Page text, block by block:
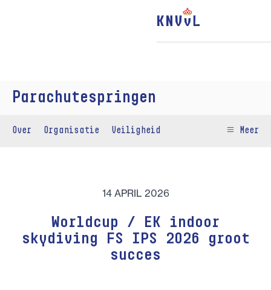
Parachutespringen
Over Organisatie Veiligheid Meer
14 APRIL 2026
Worldcup / EK indoor
skydiving FS IPS 2026 groot
succes